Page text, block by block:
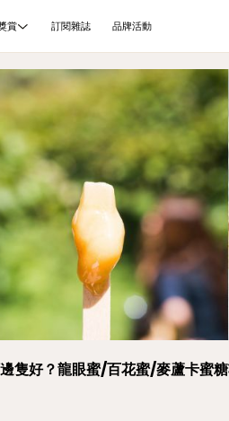
賞 訂閱雜誌 品牌活動
隻好？龍眼蜜/百花蜜/麥蘆卡蜜